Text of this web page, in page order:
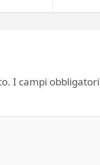
I campi